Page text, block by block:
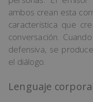
ambos crean esta
característica que
conversación.
defensiva, se
el diálogo.
Lenguaje